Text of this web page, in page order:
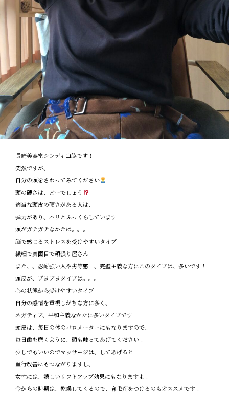
長崎美容室シンディ山脇です！
突然ですが、
自分の頭をさわってみてください
頭の硬さは、どーでしょう
適当な頭皮の硬さがある人は、
弾力があり、ハリとふっくらしています
頭がガチガチなかたは。。。
脳で感じるストレスを受けやすいタイプ
繊細で真面目で頑張り屋さん
また、、忍耐強い人や劣等感 、完璧主義な方にこのタイプは、多いです！
頭皮が、ブヨブヨタイプは。。。
心の状態から受けやすいタイプ
自分の感情を重視しがちな方に多く、
ネガティブ、平和主義なかたに多いタイプです
頭皮は、毎日の体のバロメーターにもなりますので、
毎日歯を磨くように、頭も触ってあげてください！
少しでもいいのでマッサージは、してあげると
血行改善にもつながりますし、
女性には、嬉しいリフトアップ効果にもなりますよ！
今からの時期は、乾燥してくるので、育毛剤をつけるのもオススメです！